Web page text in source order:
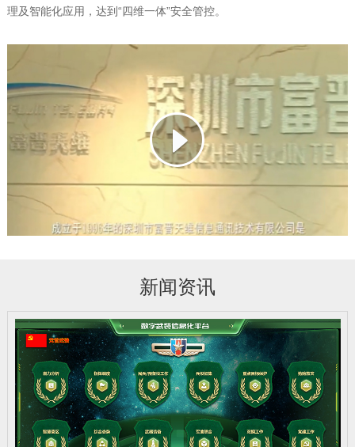
捷报！富晋天维连续中标两个军队核心信
息化项目
公司新闻| 2026-01-13
武警综合指挥信息化平台成功试运行
| 2026-01-12
科技赋能强军 ——深圳富晋天维信息通讯
公司新闻| 2025-12-22
富晋天维公司承建某地智慧国防动员（人
防）指挥信息化平台投入…
公司新闻| 2025-12-19
理及智能化应用，达到“四维一体”安全管控。
新闻资讯